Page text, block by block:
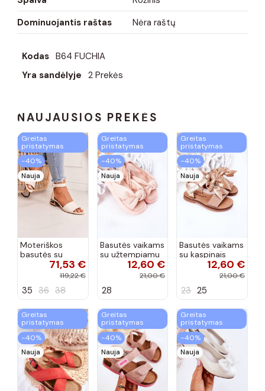
Dominuojantis raštas
Nėra raštų
Kodas B64 FUCHIA
Yra sandėlyje 2 Prekės
NAUJAUSIOS PREKĖS
Greitas
pristatymas
−40%
Nauja
Moteriškos
basutės su
aukso spalvos
kulniukais Laura
spalvos
71,53 €
119,22 €
35 36 38
Greitas
pristatymas
−40%
Nauja
Basutės vaikams
su užtempiamu
užsegimu
rožinės spalvos
12,60 €
21,00 €
28
Greitas
pristatymas
−40%
Nauja
Basutės vaikams
su kaspinais
aukso spalvos
12,60 €
21,00 €
23 25
Greitas
pristatymas
−40%
Nauja
Greitas
pristatymas
−40%
Nauja
Greitas
pristatymas
−40%
Nauja